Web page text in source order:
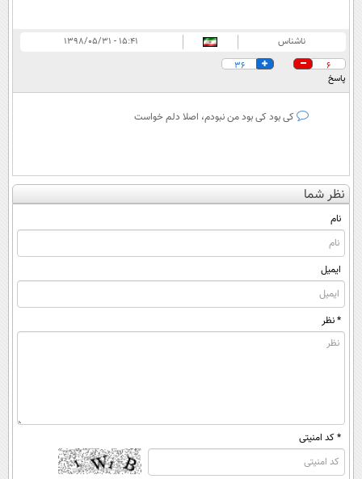
ناشناس
۱۵:۴۱ - ۱۳۹۸/۰۵/۳۱
6
36
پاسخ
کی بود کی بود من نبودم، اصلا دلم خواست
نظر شما
نام
ایمیل
* نظر
* کد امنیتی